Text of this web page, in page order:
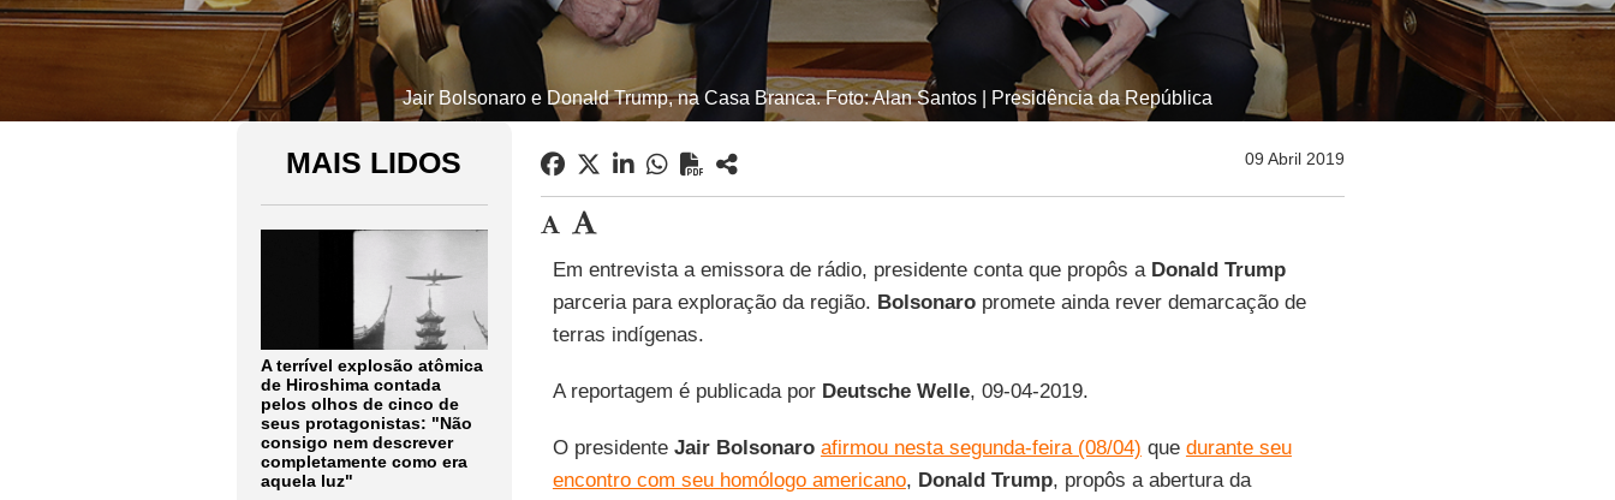
Jair Bolsonaro e Donald Trump, na Casa Branca. Foto: Alan Santos | Presidência da República
MAIS LIDOS
A terrível explosão atômica
de Hiroshima contada
pelos olhos de cinco de
seus protagonistas: "Não
consigo nem descrever
completamente como era
aquela luz"
09 Abril 2019
Em entrevista a emissora de rádio, presidente conta que propôs a Donald Trump
parceria para exploração da região. Bolsonaropromete ainda rever demarcação de
terras indígenas.
A reportagem é publicada por Deutsche Welle, 09-04-2019.
O presidente Jair Bolsonaro afirmou nesta segunda-feira (08/04) que durante seu
encontro com seu homólogo americano, Donald Trump, propôs a abertura da